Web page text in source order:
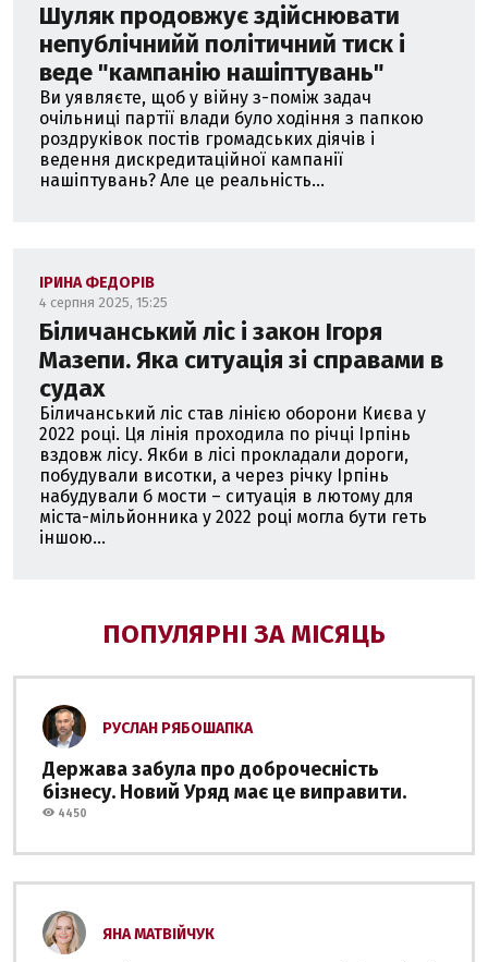
Шуляк продовжує здійснювати
непублічнийй політичний тиск і
веде "кампанію нашіптувань"
Ви уявляєте, щоб у війну з-поміж задач
очільниці партії влади було ходіння з папкою
роздруківок постів громадських діячів і
ведення дискредитаційної кампанії
нашіптувань? Але це реальність...
ІРИНА ФЕДОРІВ
4 серпня 2025, 15:25
Біличанський ліс і закон Ігоря
Мазепи. Яка ситуація зі справами в
судах
Біличанський ліс став лінією оборони Києва у
2022 році. Ця лінія проходила по річці Ірпінь
вздовж лісу. Якби в лісі прокладали дороги,
побудували висотки, а через річку Ірпінь
набудували б мости – ситуація в лютому для
міста-мільйонника у 2022 році могла бути геть
іншою...
ПОПУЛЯРНІ ЗА МІСЯЦЬ
РУСЛАН РЯБОШАПКА
Держава забула про доброчесність
бізнесу. Новий Уряд має це виправити.
4450
ЯНА МАТВІЙЧУК